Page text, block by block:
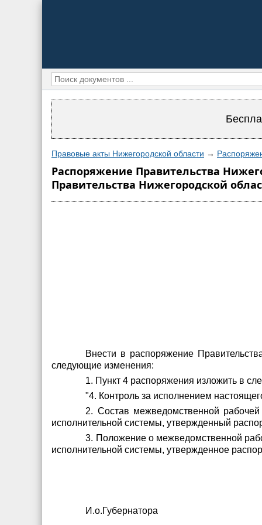
Правовые акты Нижегородской области →
Распоряжение Правительства
Правительства Нижегородской
Внести в распоряжение
следующие изменения:
1. Пункт 4 распоряжения изложить в
"4. Контроль за исполнением
2. Состав межведомственной
исполнительной системы, утвержденный
3. Положение о межведомственной
исполнительной системы, утвержденное
И.о.Губернатора